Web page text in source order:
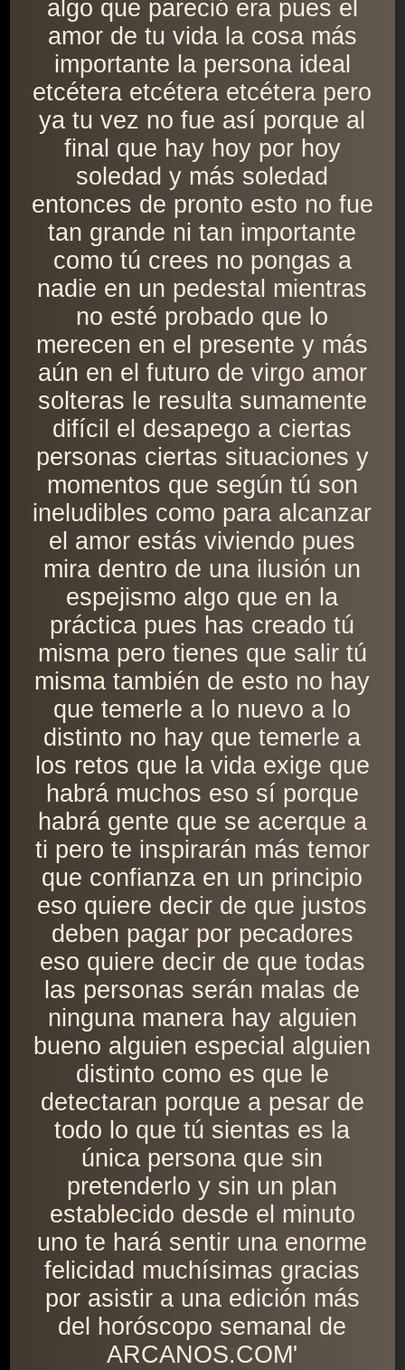
algo que pareció era pues el
amor de tu vida la cosa más
importante la persona ideal
etcétera etcétera etcétera pero
ya tu vez no fue así porque al
final que hay hoy por hoy
soledad y más soledad
entonces de pronto esto no fue
tan grande ni tan importante
como tú crees no pongas a
nadie en un pedestal mientras
no esté probado que lo
merecen en el presente y más
aún en el futuro de virgo amor
solteras le resulta sumamente
difícil el desapego a ciertas
personas ciertas situaciones y
momentos que según tú son
ineludibles como para alcanzar
el amor estás viviendo pues
mira dentro de una ilusión un
espejismo algo que en la
práctica pues has creado tú
misma pero tienes que salir tú
misma también de esto no hay
que temerle a lo nuevo a lo
distinto no hay que temerle a
los retos que la vida exige que
habrá muchos eso sí porque
habrá gente que se acerque a
ti pero te inspirarán más temor
que confianza en un principio
eso quiere decir de que justos
deben pagar por pecadores
eso quiere decir de que todas
las personas serán malas de
ninguna manera hay alguien
bueno alguien especial alguien
distinto como es que le
detectaran porque a pesar de
todo lo que tú sientas es la
única persona que sin
pretenderlo y sin un plan
establecido desde el minuto
uno te hará sentir una enorme
felicidad muchísimas gracias
por asistir a una edición más
del horóscopo semanal de
ARCANOS.COM'